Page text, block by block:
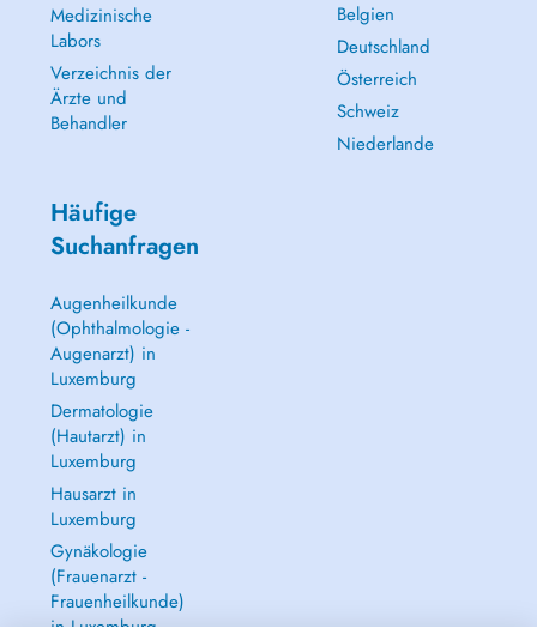
Medizinische
Labors
Verzeichnis der
Ärzte und
Behandler
Belgien
Deutschland
Österreich
Schweiz
Niederlande
Häufige
Suchanfragen
Augenheilkunde
(Ophthalmologie -
Augenarzt) in
Luxemburg
Dermatologie
(Hautarzt) in
Luxemburg
Hausarzt in
Luxemburg
Gynäkologie
(Frauenarzt -
Frauenheilkunde)